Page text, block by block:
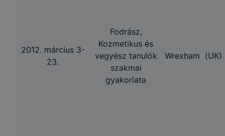
2012. március 3-
23.
Fodrász,
Kozmetikus és
vegyész tanulók
szakmai
gyakorlata
Wrexham (UK)